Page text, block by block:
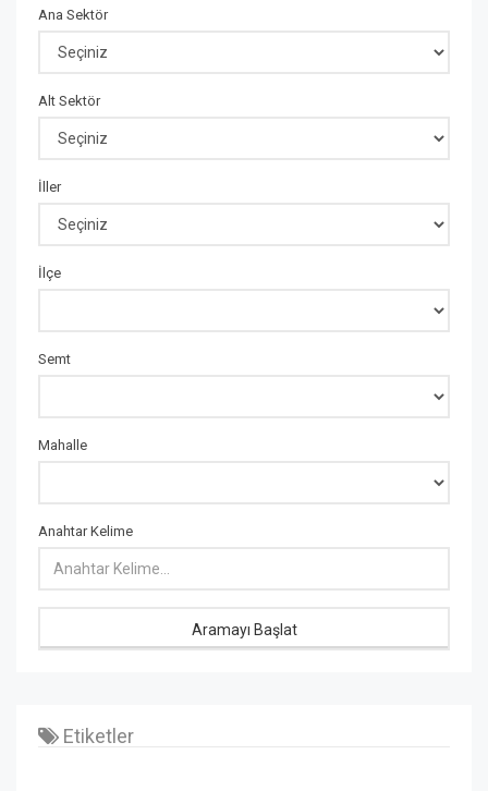
Ana Sektör
Alt Sektör
İller
İlçe
Semt
Mahalle
Anahtar Kelime
Aramayı Başlat
Etiketler